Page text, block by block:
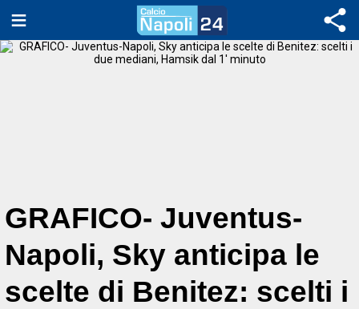
GRAFICO- Juventus-
Napoli, Sky anticipa le
scelte di Benitez: scelti i